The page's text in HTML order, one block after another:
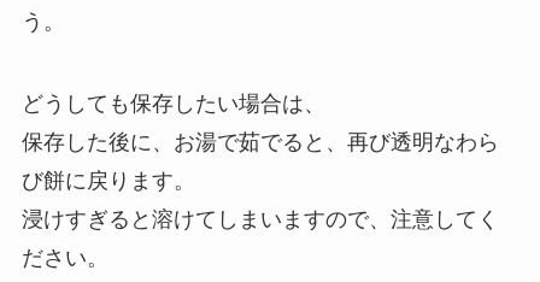
う。
どうしても保存したい場合は、
保存した後に、お湯で茹でると、再び透明なわら
び餅に戻ります。
浸けすぎると溶けてしまいますので、注意してく
ださい。